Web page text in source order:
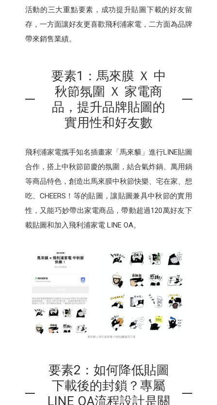
活動的三大重點要素，成功提升貼圖下載的好友留
存，一方面讓好友更喜歡飛利浦家電，二方面為品牌
帶來銷售業績。
要素1：馬來膜 Ｘ 中
秋節氛圍 Ｘ 家電商
品，提升品牌貼圖的
實用性和好友數
飛利浦家電攜手知名插畫家「馬來貘」進行LINE貼圖
合作，搭上中秋節節慶的氛圍，結合氣炸鍋、萬用鍋
等商品特色，創造出馬來膜中秋節快樂、宅在家、想
吃、CHEERS！等的貼圖，讓貼圖兼具中秋節的實用
性，又能巧妙帶出家電商品，帶動超過120萬好友下
載貼圖和加入飛利浦家電 LINE OA。
要素2：如何降低貼圖
下載後的封鎖？專屬
LINE OA流程設計是關